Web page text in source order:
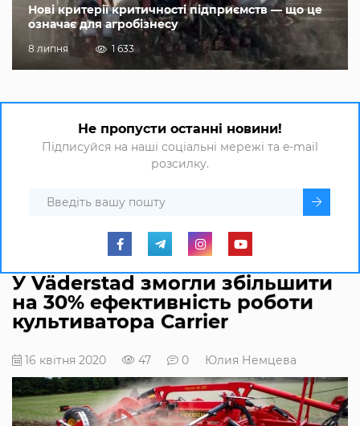
Нові критерії критичності підприємств — що це
означає для агробізнесу
8 липня 1 633
Не пропусти останні новини!
Підписуйся на наші соціальні мережі та e-mail
розсилку.
У Väderstad змогли збільшити
на 30% ефективність роботи
культиватора Сarrier
16 квітня 2020 47 0 Юлия Немцева